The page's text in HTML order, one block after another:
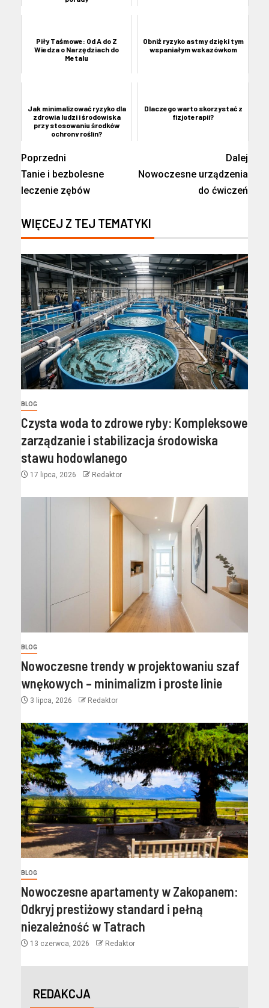
Piły Taśmowe: Od A do Z
Wiedza o Narzędziach do
Metalu
Obniż ryzyko astmy dzięki tym
wspaniałym wskazówkom
Jak minimalizować ryzyko dla
zdrowia ludzi i środowiska
przy stosowaniu środków
ochrony roślin?
Dlaczego warto skorzystać z
fizjoterapii?
Poprzedni
Tanie i bezbolesne
leczenie zębów
Dalej
Nowoczesne urządzenia
do ćwiczeń
WIĘCEJ Z TEJ TEMATYKI
BLOG
Czysta woda to zdrowe ryby: Kompleksowe
zarządzanie i stabilizacja środowiska
stawu hodowlanego
17 lipca, 2026 Redaktor
BLOG
Nowoczesne trendy w projektowaniu szaf
wnękowych – minimalizm i proste linie
3 lipca, 2026 Redaktor
BLOG
Nowoczesne apartamenty w Zakopanem:
Odkryj prestiżowy standard i pełną
niezależność w Tatrach
13 czerwca, 2026 Redaktor
REDAKCJA